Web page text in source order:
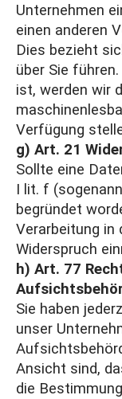
Unternehmen
einen anderen
Dies bezieht
über Sie
ist, werden wir
Verfügung
g) Art. 21
Sollte eine
I lit. f
begründet
Verarbeitung in
Widerspruch
h) Art. 77
Sie haben
unser
Ansicht sind,
die